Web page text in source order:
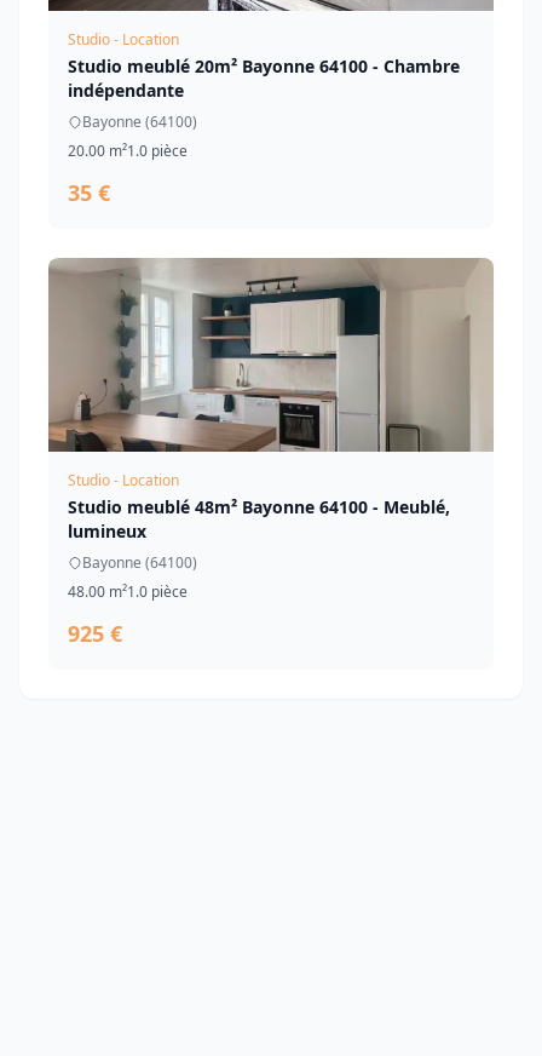
Studio - Location
Studio meublé 20m² Bayonne 64100 - Chambre
indépendante
Bayonne (64100)
20.00 m²1.0 pièce
35 €
Studio - Location
Studio meublé 48m² Bayonne 64100 - Meublé,
lumineux
Bayonne (64100)
48.00 m²1.0 pièce
925 €